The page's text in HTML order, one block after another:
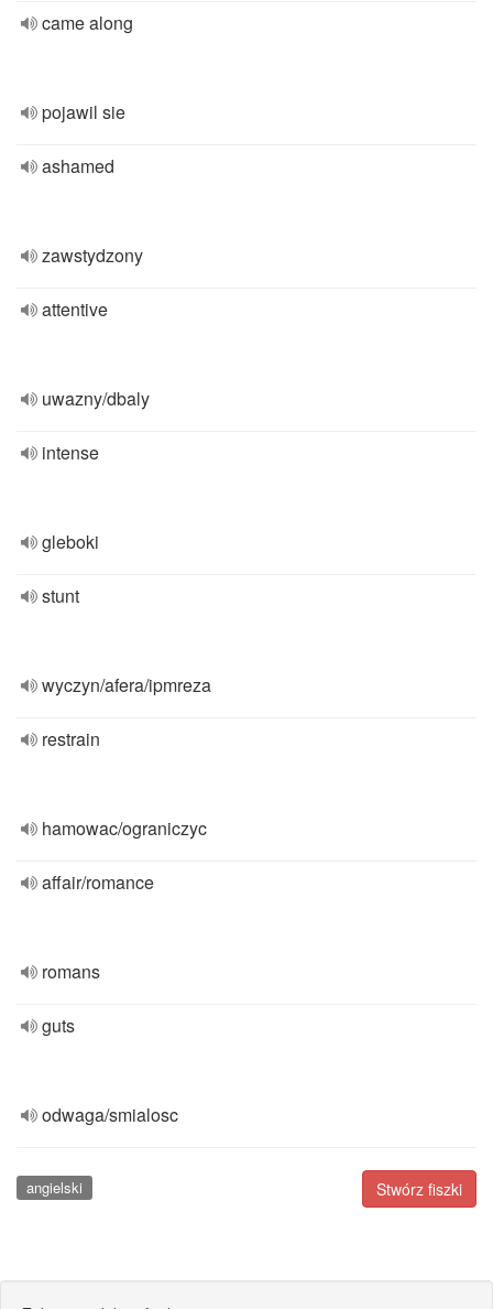
came along
pojawil sie
ashamed
zawstydzony
attentive
uwazny/dbaly
intense
gleboki
stunt
wyczyn/afera/ipmreza
restrain
hamowac/ograniczyc
affair/romance
romans
guts
odwaga/smialosc
Stwórz fiszki
angielski